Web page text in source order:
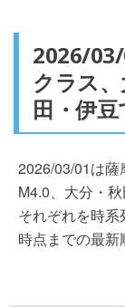
2026/
クラス
田・伊
2026/03/01は
M4.0、大分・
それぞれを時
時点までの最新